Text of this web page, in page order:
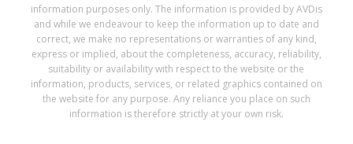
information purposes only. The information is provided by AVDis
and while we endeavour to keep the information up to date and
correct, we make no representations or warranties of any kind,
express or implied, about the completeness, accuracy, reliability,
suitability or availability with respect to the website or the
information, products, services, or related graphics contained on
the website for any purpose. Any reliance you place on such
information is therefore strictly at your own risk.